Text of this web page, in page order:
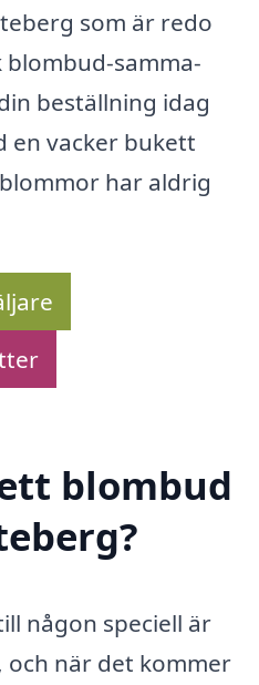
som är redo
samma-
beställning idag
en vacker bukett
har aldrig
blombud
någon speciell är
och när det kommer